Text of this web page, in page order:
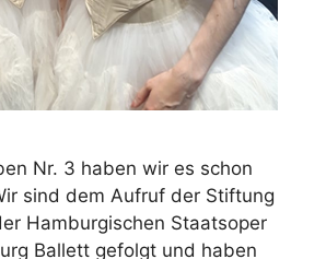
Nr. 3 haben wir es schon
sind dem Aufruf der Stiftung
Hamburgischen Staatsoper
Ballett gefolgt und haben